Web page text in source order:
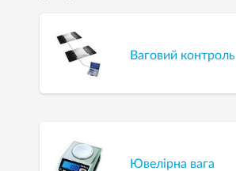
Ваговий контроль
Ювелірна вага